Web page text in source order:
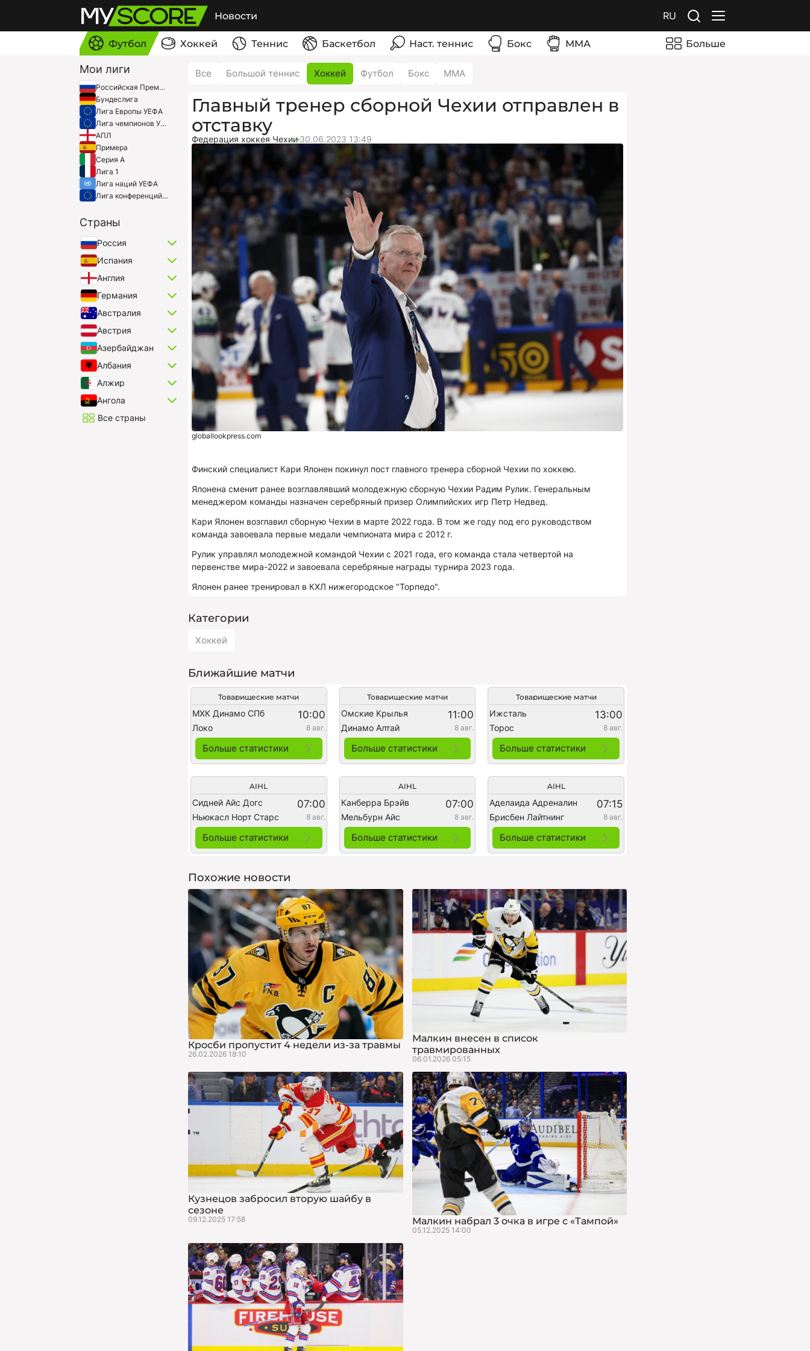
Новости RU
Футбол Хоккей Теннис Баскетбол Наст. теннис Бокс ММА Больше
Мои лиги
Российская Премьер-Лига
Бундеслига
Лига Европы УЕФА
Лига чемпионов УЕФА
АПЛ
Примера
Серия A
Лига 1
Лига наций УЕФА
Лига конференций УЕФА
Страны
Россия
Испания
Англия
Германия
Австралия
Австрия
Азербайджан
Албания
Алжир
Ангола
Все страны
Все Большой теннис Хоккей Футбол Бокс ММА
Главный тренер сборной Чехии отправлен в
отставку
Федерация хоккея Чехии 30.06.2023 13:49
globallookpress.com
Финский специалист Кари Ялонен покинул пост главного тренера сборной Чехии по хоккею.
Ялонена сменит ранее возглавлявший молодежную сборную Чехии Радим Рулик. Генеральным
менеджером команды назначен серебряный призер Олимпийских игр Петр Недвед.
Кари Ялонен возглавил сборную Чехии в марте 2022 года. В том же году под его руководством
команда завоевала первые медали чемпионата мира с 2012 г.
Рулик управлял молодежной командой Чехии с 2021 года, его команда стала четвертой на
первенстве мира-2022 и завоевала серебряные награды турнира 2023 года.
Ялонен ранее тренировал в КХЛ нижегородское "Торпедо".
Категории
Хоккей
Ближайшие матчи
Товарищеские матчи
МХК Динамо СПб 10:00
Локо 8 авг.
Больше статистики
Товарищеские матчи
Омские Крылья 11:00
Динамо Алтай 8 авг.
Больше статистики
Товарищеские матчи
Ижсталь 13:00
Торос 8 авг.
Больше статистики
AIHL
Сидней Айс Догс 07:00
Ньюкасл Норт Старс 8 авг.
Больше статистики
AIHL
Канберра Брэйв 07:00
Мельбурн Айс 8 авг.
Больше статистики
AIHL
Аделаида Адреналин 07:15
Брисбен Лайтнинг 8 авг.
Больше статистики
Похожие новости
Кросби пропустит 4 недели из-за травмы
26.02.2026 18:10
Малкин внесен в список
травмированных
06.01.2026 05:15
Кузнецов забросил вторую шайбу в
сезоне
09.12.2025 17:58 Малкин набрал 3 очка в игре с «Тампой»
05.12.2025 14:00